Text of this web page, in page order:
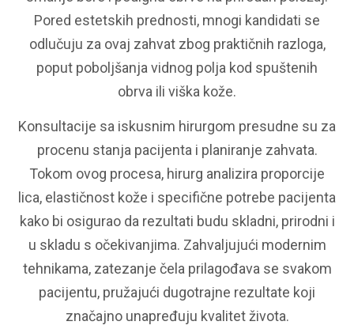
Pored estetskih prednosti, mnogi kandidati se
odlučuju za ovaj zahvat zbog praktičnih razloga,
poput poboljšanja vidnog polja kod spuštenih
obrva ili viška kože.
Konsultacije sa iskusnim hirurgom presudne su za
procenu stanja pacijenta i planiranje zahvata.
Tokom ovog procesa, hirurg analizira proporcije
lica, elastičnost kože i specifične potrebe pacijenta
kako bi osigurao da rezultati budu skladni, prirodni i
u skladu s očekivanjima. Zahvaljujući modernim
tehnikama, zatezanje čela prilagođava se svakom
pacijentu, pružajući dugotrajne rezultate koji
značajno unapređuju kvalitet života.